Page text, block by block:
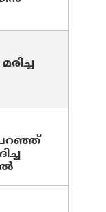
പറഞ്ഞ്